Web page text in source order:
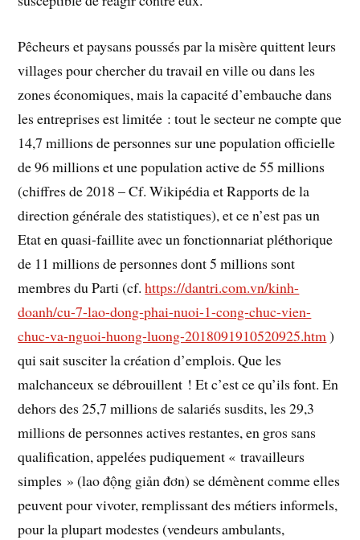
Pêcheurs et paysans poussés par la misère quittent leurs
villages pour chercher du travail en ville ou dans les
zones économiques, mais la capacité d’embauche dans
les entreprises est limitée : tout le secteur ne compte que
14,7 millions de personnes sur une population officielle
de 96 millions et une population active de 55 millions
(chiffres de 2018 – Cf. Wikipédia et Rapports de la
direction générale des statistiques), et ce n’est pas un
Etat en quasi-faillite avec un fonctionnariat pléthorique
de 11 millions de personnes dont 5 millions sont
membres du Parti (cf.https://dantri.com.vn/kinh-
doanh/cu-7-lao-dong-phai-nuoi-1-cong-chuc-vien-
chuc-va-nguoi-huong-luong-2018091910520925.htm)
qui sait susciter la création d’emplois. Que les
malchanceux se débrouillent ! Et c’est ce qu’ils font. En
dehors des 25,7 millions de salariés susdits, les 29,3
millions de personnes actives restantes, en gros sans
qualification, appelées pudiquement « travailleurs
simples » (lao động giản đơn) se démènent comme elles
peuvent pour vivoter, remplissant des métiers informels,
pour la plupart modestes (vendeurs ambulants,